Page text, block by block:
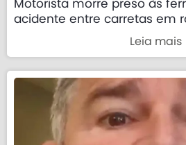
Motorista morre preso às
acidente entre carretas em
Leia mais